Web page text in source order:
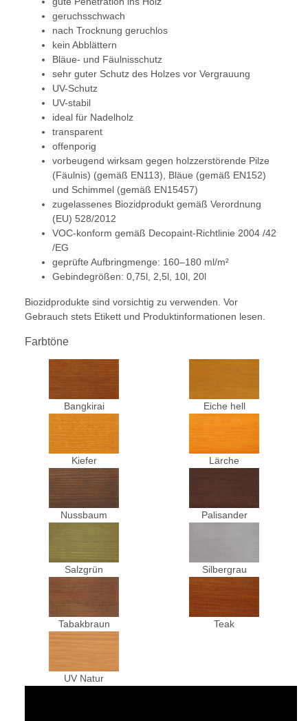
geruchsschwach
nach Trocknung geruchlos
kein Abblättern
Bläue- und Fäulnisschutz
sehr guter Schutz des Holzes vor Vergrauung
UV-Schutz
UV-stabil
ideal für Nadelholz
transparent
offenporig
vorbeugend wirksam gegen holzzerstörende Pilze
(Fäulnis) (gemäß EN113), Bläue (gemäß EN152)
und Schimmel (gemäß EN15457)
zugelassenes Biozidprodukt gemäß Verordnung
(EU) 528/2012
VOC-konform gemäß Decopaint-Richtlinie 2004 /42
/EG
geprüfte Aufbringmenge: 160–180 ml/m²
Gebindegrößen: 0,75l, 2,5l, 10l, 20l
Biozidprodukte sind vorsichtig zu verwenden. Vor
Gebrauch stets Etikett und Produktinformationen lesen.
Farbtöne
Bangkirai Eiche hell
Kiefer Lärche
Nussbaum Palisander
Salzgrün Silbergrau
Tabakbraun Teak
UV Natur